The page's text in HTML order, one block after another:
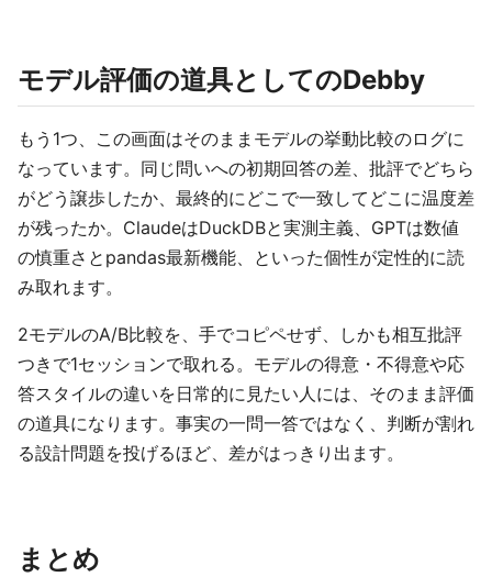
モデル評価の道具としてのDebby
もう1つ、この画面はそのままモデルの挙動比較のログに
なっています。同じ問いへの初期回答の差、批評でどちら
がどう譲歩したか、最終的にどこで一致してどこに温度差
が残ったか。ClaudeはDuckDBと実測主義、GPTは数値
の慎重さとpandas最新機能、といった個性が定性的に読
み取れます。
2モデルのA/B比較を、手でコピペせず、しかも相互批評
つきで1セッションで取れる。モデルの得意・不得意や応
答スタイルの違いを日常的に見たい人には、そのまま評価
の道具になります。事実の一問一答ではなく、判断が割れ
る設計問題を投げるほど、差がはっきり出ます。
まとめ